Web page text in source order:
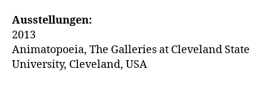
Ausstellungen:
2013
Animatopoeia, The Galleries at Cleveland State
University, Cleveland, USA